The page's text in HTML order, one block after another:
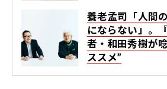
養老孟司「人間
にならない」。
者・和田秀樹が
ススメ”